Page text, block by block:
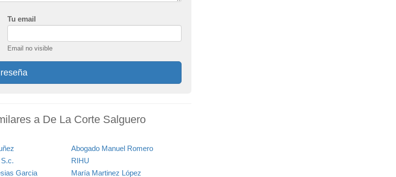
Tu email
Email no visible
a De La Corte Salguero
Abogado Manuel Romero
RIHU
Garcia María Martinez López